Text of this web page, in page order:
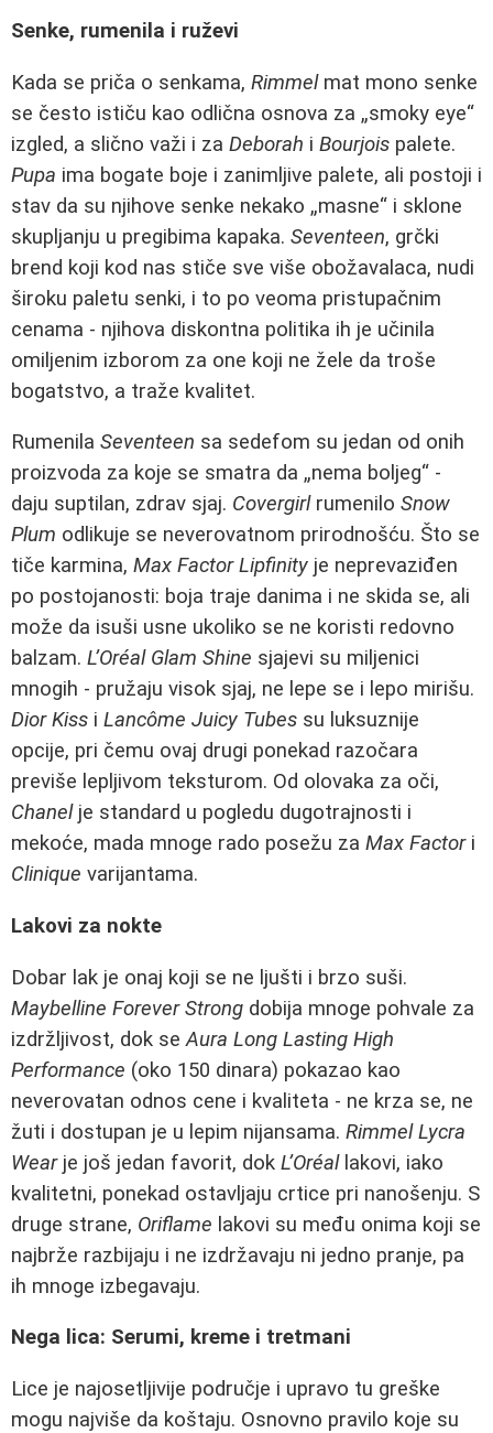
Senke, rumenila i ruževi
Kada se priča o senkama, Rimmelmat mono senke
se često ističu kao odlična osnova za „smoky eye“
izgled, a slično važi i za Deborah i Bourjois palete.
Pupa ima bogate boje i zanimljive palete, ali postoji i
stav da su njihove senke nekako „masne“ i sklone
skupljanju u pregibima kapaka. Seventeen, grčki
brend koji kod nas stiče sve više obožavalaca, nudi
široku paletu senki, i to po veoma pristupačnim
cenama - njihova diskontna politika ih je učinila
omiljenim izborom za one koji ne žele da troše
bogatstvo, a traže kvalitet.
Rumenila Seventeen sa sedefom su jedan od onih
proizvoda za koje se smatra da „nema boljeg“ -
daju suptilan, zdrav sjaj. Covergirlrumenilo Snow
Plum odlikuje se neverovatnom prirodnošću. Što se
tiče karmina, Max Factor Lipfinity je neprevaziđen
po postojanosti: boja traje danima i ne skida se, ali
može da isuši usne ukoliko se ne koristi redovno
balzam. L’Oréal Glam Shine sjajevi su miljenici
mnogih - pružaju visok sjaj, ne lepe se i lepo mirišu.
Dior Kiss i Lancôme Juicy Tubes su luksuznije
opcije, pri čemu ovaj drugi ponekad razočara
previše lepljivom teksturom. Od olovaka za oči,
Chanelje standard u pogledu dugotrajnosti i
mekoće, mada mnoge rado posežu za Max Factori
Clinique varijantama.
Lakovi za nokte
Dobar lak je onaj koji se ne ljušti i brzo suši.
Maybelline Forever Strong dobija mnoge pohvale za
izdržljivost, dok seAura Long Lasting High
Performance (oko 150 dinara) pokazao kao
neverovatan odnos cene i kvaliteta - ne krza se, ne
žuti i dostupan je u lepim nijansama. Rimmel Lycra
Wearje još jedan favorit, dok L’Oréallakovi, iako
kvalitetni, ponekad ostavljaju crtice pri nanošenju. S
druge strane, Oriflame lakovi su među onima koji se
najbrže razbijaju i ne izdržavaju ni jedno pranje, pa
ih mnoge izbegavaju.
Nega lica: Serumi, kreme i tretmani
Lice je najosetljivije područje i upravo tu greške
mogu najviše da koštaju. Osnovno pravilo koje su